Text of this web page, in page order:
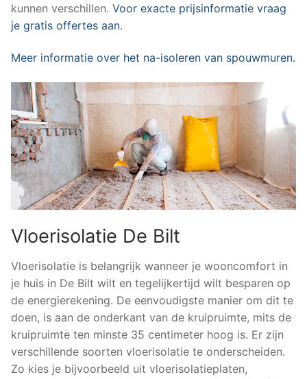
kunnen verschillen. Voor exacte prijsinformatie vraag
je gratis offertes aan.
Meer informatie over het na-isoleren van spouwmuren.
Vloerisolatie De Bilt
Vloerisolatie is belangrijk wanneer je wooncomfort in
je huis in De Bilt wilt en tegelijkertijd wilt besparen op
de energierekening. De eenvoudigste manier om dit te
doen, is aan de onderkant van de kruipruimte, mits de
kruipruimte ten minste 35 centimeter hoog is. Er zijn
verschillende soorten vloerisolatie te onderscheiden.
Zo kies je bijvoorbeeld uit vloerisolatieplaten,